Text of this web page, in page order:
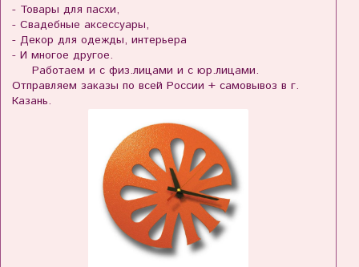
- Товары для пасхи,
- Свадебные аксессуары,
- Декор для одежды, интерьера
- И многое другое.
Работаем и с физ.лицами и с юр.лицами.
Отправляем заказы по всей России + самовывоз в г.
Казань.